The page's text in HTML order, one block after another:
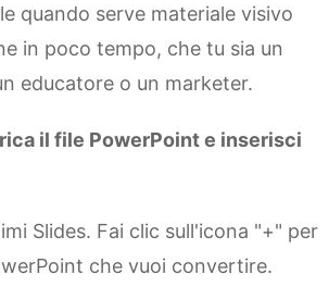
quando serve materiale visivo
in poco tempo, che tu sia un
educatore o un marketer.
il file PowerPoint e inserisci
Slides. Fai clic sull'icona "+" per
che vuoi convertire.